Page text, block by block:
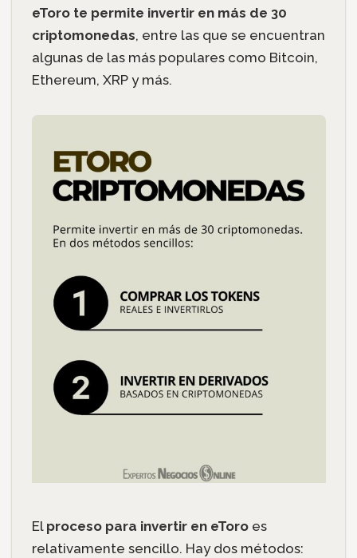
eToro te permite invertir en más de 30
criptomonedas, entre las que se encuentran
algunas de las más populares como Bitcoin,
Ethereum, XRP y más.
El proceso para invertir en eToro es
relativamente sencillo. Hay dos métodos: